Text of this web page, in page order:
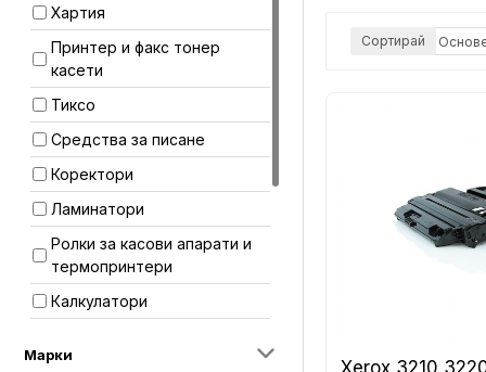
Хартия
Принтер и факс тонер
касети
Тиксо
Средства за писане
Коректори
Ламинатори
Ролки за касови апарати и
термопринтери
Калкулатори
Марки
Сортирай